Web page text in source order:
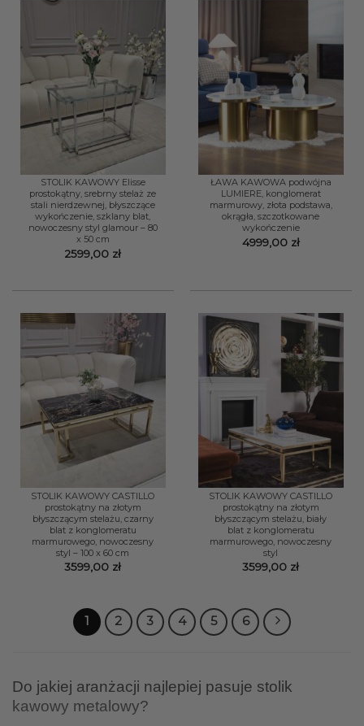
STOLIK KAWOWY Elisse
prostokątny, srebrny stelaż ze
stali nierdzewnej, błyszczące
wykończenie, szklany blat,
nowoczesny styl glamour – 80
x 50 cm
2599,00 zł
ŁAWA KAWOWA podwójna
LUMIERE, konglomerat
marmurowy, złota podstawa,
okrągła, szczotkowane
wykończenie
4999,00 zł
STOLIK KAWOWY CASTILLO
prostokątny na złotym
błyszczącym stelażu, czarny
blat z konglomeratu
marmurowego, nowoczesny
styl – 100 x 60 cm
3599,00 zł
STOLIK KAWOWY CASTILLO
prostokątny na złotym
błyszczącym stelażu, biały
blat z konglomeratu
marmurowego, nowoczesny
styl
3599,00 zł
1 2 3 4 5 6
Do jakiej aranżacji najlepiej pasuje stolik
kawowy metalowy?